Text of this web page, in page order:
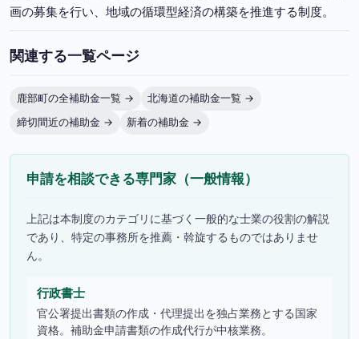
画の募集を行い、地域の循環型経済の構築を推進する制度。
関連する一覧ページ
鹿部町の全補助金一覧 →
北海道の補助金一覧 →
締切間近の補助金 →
新着の補助金 →
申請を相談できる専門家（一般情報）
上記は本制度のカテゴリに基づく一般的な士業の役割の解説
であり、特定の事務所を推薦・斡旋するものではありませ
ん。
行政書士
官公署提出書類の作成・代理提出を独占業務とする国家
資格。補助金申請書類の作成代行が中核業務。